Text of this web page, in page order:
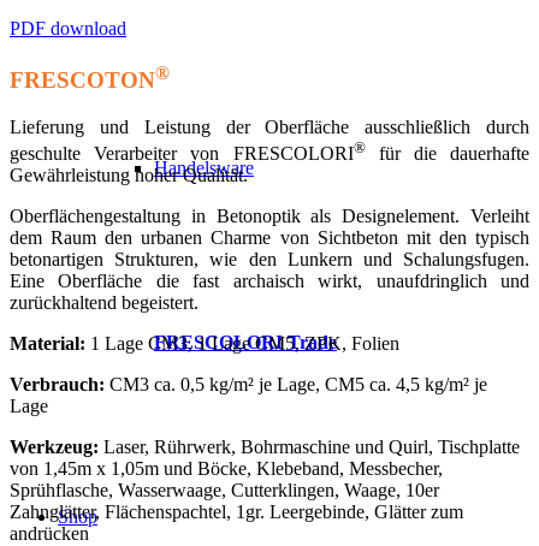
Handelsware
FRESCOLORI Trade
Shop
PDF download
FRESCOTON®
Lieferung und Leistung der Oberfläche ausschließlich durch
geschulte Verarbeiter von FRESCOLORI®für die dauerhafte
Gewährleistung hoher Qualität.
Oberflächengestaltung in Betonoptik als Designelement. Verleiht
dem Raum den urbanen Charme von Sichtbeton mit den typisch
betonartigen Strukturen, wie den Lunkern und Schalungsfugen.
Eine Oberfläche die fast archaisch wirkt, unaufdringlich und
zurückhaltend begeistert.
Material: 1 Lage CM3, 1 Lage CM5, ZPK, Folien
Verbrauch: CM3 ca. 0,5 kg/m² je Lage, CM5 ca. 4,5 kg/m² je
Lage
Werkzeug: Laser, Rührwerk, Bohrmaschine und Quirl, Tischplatte
von 1,45m x 1,05m und Böcke, Klebeband, Messbecher,
Sprühflasche, Wasserwaage, Cutterklingen, Waage, 10er
Zahnglätter, Flächenspachtel, 1gr. Leergebinde, Glätter zum
andrücken